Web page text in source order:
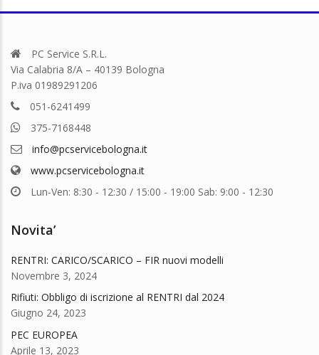
PC Service S.R.L.
Via Calabria 8/A – 40139 Bologna
P.iva 01989291206
051-6241499
375-7168448
info@pcservicebologna.it
www.pcservicebologna.it
Lun-Ven: 8:30 - 12:30 / 15:00 - 19:00 Sab: 9:00 - 12:30
Novita’
RENTRI: CARICO/SCARICO – FIR nuovi modelli
Novembre 3, 2024
Rifiuti: Obbligo di iscrizione al RENTRI dal 2024
Giugno 24, 2023
PEC EUROPEA
Aprile 13, 2023